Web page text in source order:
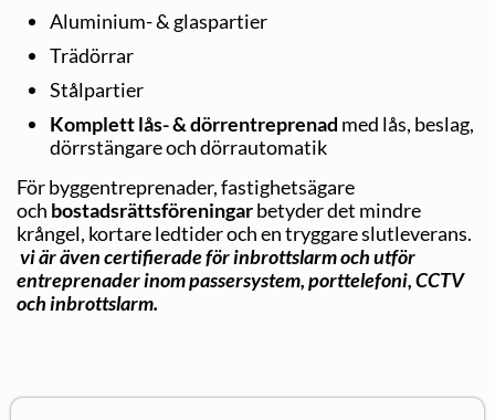
Aluminium- & glaspartier
Trädörrar
Stålpartier
Komplett lås- & dörrentreprenad med lås, beslag,
dörrstängare och dörrautomatik
För byggentreprenader, fastighetsägare
och bostadsrättsföreningarbetyder det mindre
krångel, kortare ledtider och en tryggare slutleverans.
vi är även certifierade för inbrottslarm och utför
entreprenader inom passersystem, porttelefoni, CCTV
och inbrottslarm.